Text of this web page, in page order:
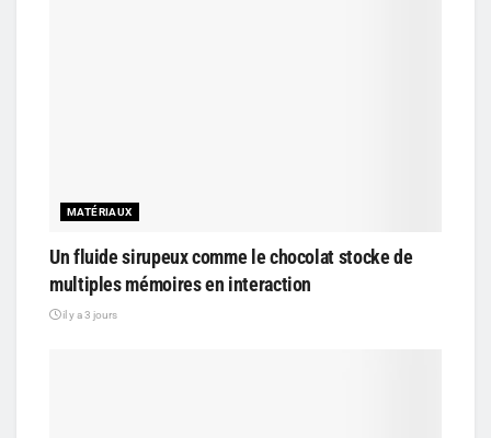
MATÉRIAUX
Un fluide sirupeux comme le chocolat stocke de
multiples mémoires en interaction
il y a 3 jours